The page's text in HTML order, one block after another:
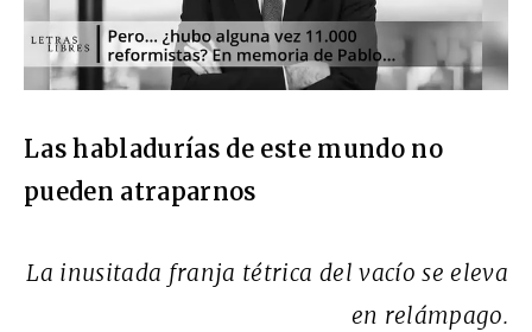
Las habladurías de este mundo no
pueden atraparnos
La inusitada franja tétrica del vacío se eleva
en relámpago.